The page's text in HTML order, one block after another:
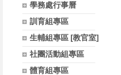
學務處行事曆
訓育組專區
生輔組專區 [教官室]
社團活動組專區
體育組專區